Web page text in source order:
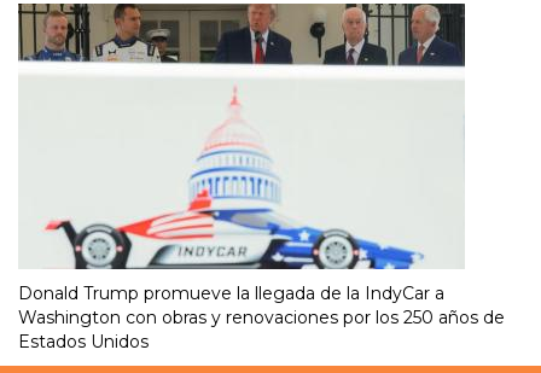
Donald Trump promueve la llegada de la IndyCar a
Washington con obras y renovaciones por los 250 años de
Estados Unidos